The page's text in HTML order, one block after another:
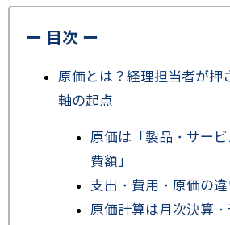
ー 目次 ー
原価とは？経理担当者が押
軸の起点
原価は「製品・サー
費額」
支出・費用・原価の
原価計算は月次決算